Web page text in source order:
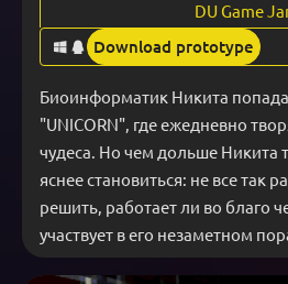
DU Game
Download prototype
Биоинформатик Никита
"UNICORN", где ежедневно
чудеса. Но чем дольше Никита
яснее становиться: не все так
решить, работает ли во благо
участвует в его незаметном